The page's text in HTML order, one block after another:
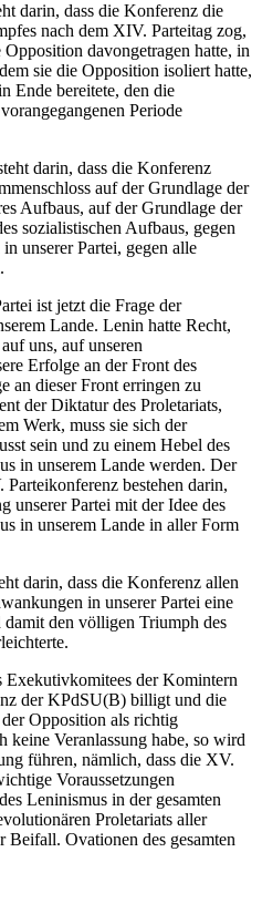
darin, dass die Konferenz die
nach dem XIV. Parteitag zog,
davongetragen hatte, in
sie die Opposition isoliert hatte,
Ende bereitete, den die
Periode
darin, dass die Konferenz
auf der Grundlage der
Aufbaus, auf der Grundlage der
sozialistischen Aufbaus, gegen
unserer Partei, gegen alle
ist jetzt die Frage der
Lande. Lenin hatte Recht,
uns, auf unseren
Erfolge an der Front des
an dieser Front erringen zu
der Diktatur des Proletariats,
Werk, muss sie sich der
sein und zu einem Hebel des
in unserem Lande werden. Der
bestehen darin,
unserer Partei mit der Idee des
in unserem Lande in aller Form
darin, dass die Konferenz allen
in unserer Partei eine
den völligen Triumph des
Exekutivkomitees der Komintern
der KPdSU(B) billigt und die
Opposition als richtig
Veranlassung habe, so wird
führen, nämlich, dass die XV.
Voraussetzungen
Leninismus in der gesamten
Proletariats aller
Ovationen des gesamten